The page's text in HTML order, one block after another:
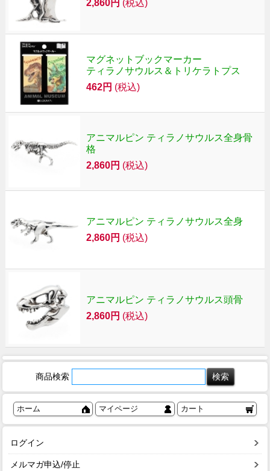
2,860円 (税込)
マグネットブックマーカー
ティラノサウルス＆トリケラトプス
462円 (税込)
アニマルピン ティラノサウルス全身骨
格
2,860円 (税込)
アニマルピン ティラノサウルス全身
2,860円 (税込)
アニマルピン ティラノサウルス頭骨
2,860円 (税込)
商品検索
ホーム マイページ カート
ログイン
メルマガ申込/停止